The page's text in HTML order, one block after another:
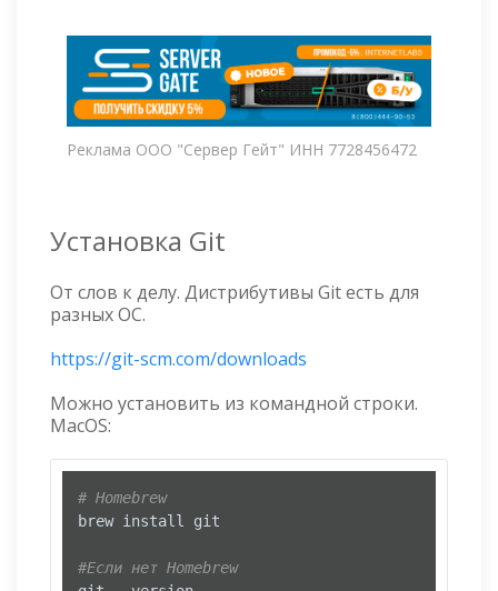
Реклама ООО "Сервер Гейт" ИНН 7728456472
Установка Git
От слов к делу. Дистрибутивы Git есть для
разных ОС.
https://git-scm.com/downloads
Можно установить из командной строки.
MacOS:
# Homebrew
brew install git
#Если нет Homebrew